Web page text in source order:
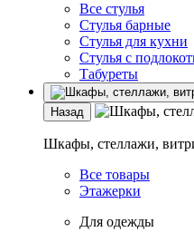
Все стулья
Стулья барные
Стулья для кухни
Стулья с
Табуреты
Назад
Шкафы, стеллажи,
Все товары
Этажерки
Для одежды